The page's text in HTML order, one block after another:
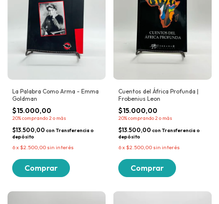
La Palabra Como Arma - Emma
Goldman
$15.000,00
20%comprando 2 o más
$13.500,00 con Transferencia o
depósito
6x $2.500,00 sin interés
Cuentos del África Profunda |
Frobenius Leon
$15.000,00
20%comprando 2 o más
$13.500,00 con Transferencia o
depósito
6x $2.500,00 sin interés